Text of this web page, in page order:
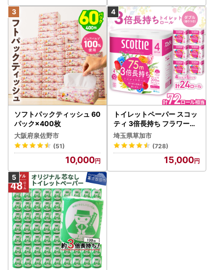
ソフトパックティッシュ 60
パック×400枚
大阪府泉佐野市
(51)
10,000
トイレットペーパー スコッ
ティ 3倍長持ち フラワーパ
ック 4ロール×6P
埼玉県草加市
(728)
15,000